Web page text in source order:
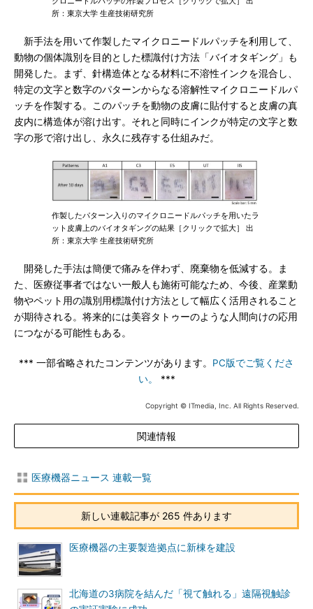
所：東京大学 生産技術研究所
新手法を用いて作製したマイクロニードルパッチを利用して、
動物の個体識別を目的とした標識付け方法「バイオタギング」も
開発した。まず、針構造体となる材料に不溶性インクを混合し、
特定の文字と数字のパターンからなる溶解性マイクロニードルパ
ッチを作製する。このパッチを動物の皮膚に貼付すると皮膚の真
皮内に構造体が溶け出す。それと同時にインクが特定の文字と数
字の形で溶け出し、永久に残存する仕組みだ。
作製したパターン入りのマイクロニードルパッチを用いたラ
ット皮膚上のバイオタギングの結果［クリックで拡大］ 出
所：東京大学 生産技術研究所
開発した手法は簡便で痛みを伴わず、廃棄物を低減する。ま
た、医療従事者ではない一般人も施術可能なため、今後、産業動
物やペット用の識別用標識付け方法として幅広く活用されること
が期待される。将来的には美容タトゥーのような人間向けの応用
につながる可能性もある。
*** 一部省略されたコンテンツがあります。 PC版でご覧くださ
い。
***
Copyright © ITmedia, Inc. All Rights Reserved.
関連情報
医療機器ニュース 連載一覧
新しい連載記事が 265 件あります
医療機器の主要製造拠点に新棟を建設
北海道の3病院を結んだ「視て触れる」遠隔視触診